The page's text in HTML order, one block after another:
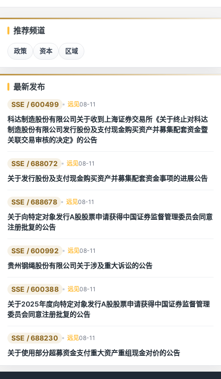
推荐频道
政策 资本 区域
最新发布
SSE / 600499 远见08-11
科达制造股份有限公司关于收到上海证券交易所《关于终止对科达
制造股份有限公司发行股份及支付现金购买资产并募集配套资金暨
关联交易审核的决定》的公告
SSE / 688072 远见08-11
关于发行股份及支付现金购买资产并募集配套资金事项的进展公告
SSE / 688678 远见08-11
关于向特定对象发行A股股票申请获得中国证券监督管理委员会同意
注册批复的公告
SSE / 600992 远见08-11
贵州钢绳股份有限公司关于涉及重大诉讼的公告
SSE / 600388 远见08-11
关于2025年度向特定对象发行A股股票申请获得中国证券监督管理
委员会同意注册批复的公告
SSE / 688230 远见08-11
关于使用部分超募资金支付重大资产重组现金对价的公告